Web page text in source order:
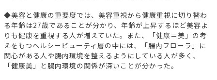
◆美容と健康の重要度では、美容重視から健康重視に切り替わ
る年齢は27歳であることが分かり、年齢が上昇するほど美容よ
りも健康を重視する人が増えていた。また、「健康＝美」の考
えをもつヘルシービューティ層の中には、「腸内フローラ」に
関心がある人や腸内環境を整えるようにしている人が多く、
「健康美」と腸内環境の関係が深いことが分かった。